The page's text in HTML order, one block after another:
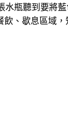
水瓶聽到要將
飲、歇息區域，